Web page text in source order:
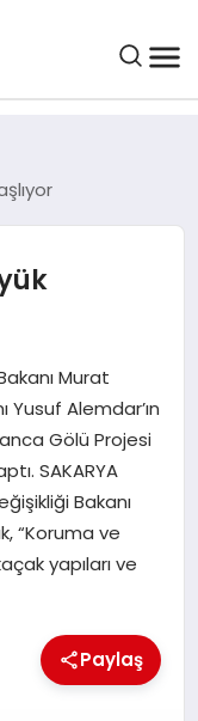
Murat
Yusuf Alemdar’ın
Gölü Projesi
SAKARYA
Bakanı
“Koruma ve
yapıları ve
Paylaş